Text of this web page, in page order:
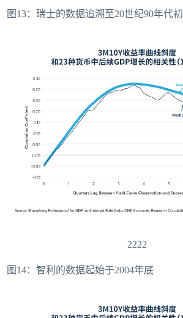
图13：瑞士的数据追溯至20世纪90年代初
2222
图14：智利的数据起始于2004年底